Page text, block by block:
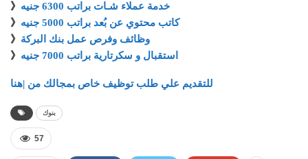
》
خدمة عملاء شـات براتب 6300 جنيه
》
كاتب محتوي عن بُعد براتب 5000 جنيه
》 وظائف وفرص عمل بنك البركة
》
استقبال و سكرتارية براتب 7000 جنيه
للتقديم علي طلب توظيف خاص بمجالك من |هنا
بنوك
57